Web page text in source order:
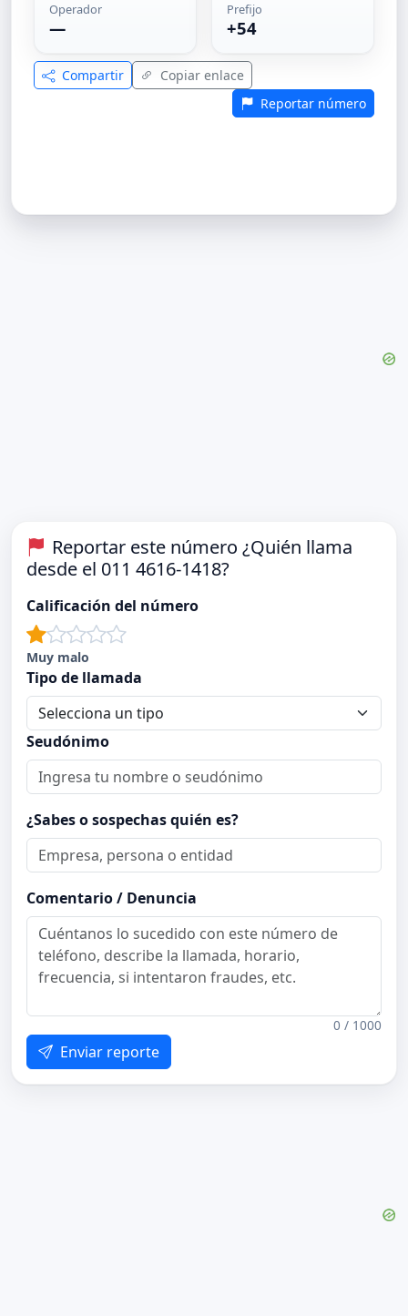
Operador
—
Prefijo
+54
Compartir
Copiar enlace
Reportar número
Reportar este número ¿Quién llama
desde el 011 4616-1418?
Calificación del número
Muy malo
Tipo de llamada
Seudónimo
¿Sabes o sospechas quién es?
Comentario / Denuncia
0 / 1000
Enviar reporte